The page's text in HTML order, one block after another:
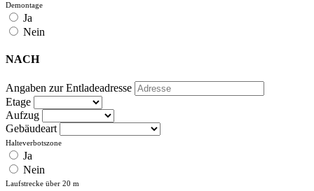
Demontage
Ja
Nein
NACH
Angaben zur Entladeadresse
Etage
Aufzug
Gebäudeart
Halteverbotszone
Ja
Nein
Laufstrecke über 20 m